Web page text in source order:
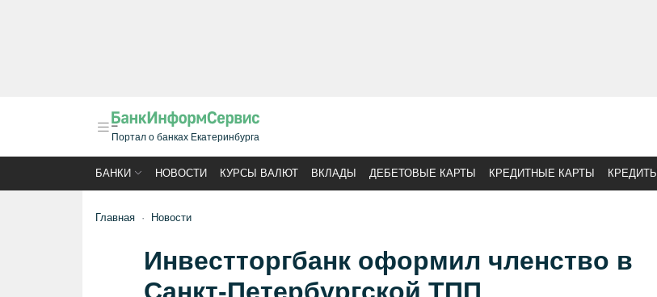
Портал о банках Екатеринбурга
БАНКИ НОВОСТИ КУРСЫ ВАЛЮТ ВКЛАДЫ ДЕБЕТОВЫЕ КАРТЫ КРЕДИТНЫЕ КАРТЫ КРЕДИТЫ
Главная Новости
Инвестторгбанк оформил членство в